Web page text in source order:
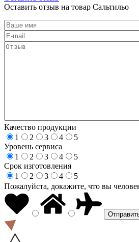
Оставить отзыв на товар Сальтильо
Качество продукции
1
2 3 4
5
Уровень сервиса
1
2 3 4
5
Срок изготовления
1
2 3 4
5
Пожалуйста, докажите, что вы